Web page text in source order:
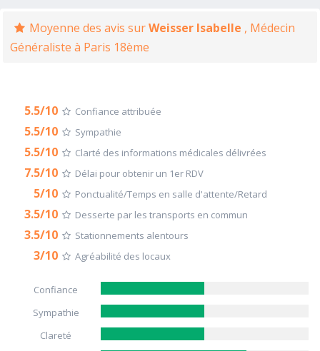
Moyenne des avis surWeisser Isabelle , Médecin
Généraliste à Paris 18ème
5.5/10 Confiance attribuée
5.5/10 Sympathie
5.5/10 Clarté des informations médicales délivrées
7.5/10 Délai pour obtenir un 1er RDV
5/10 Ponctualité/Temps en salle d'attente/Retard
3.5/10 Desserte par les transports en commun
3.5/10 Stationnements alentours
3/10 Agréabilité des locaux
Confiance
Sympathie
Clareté